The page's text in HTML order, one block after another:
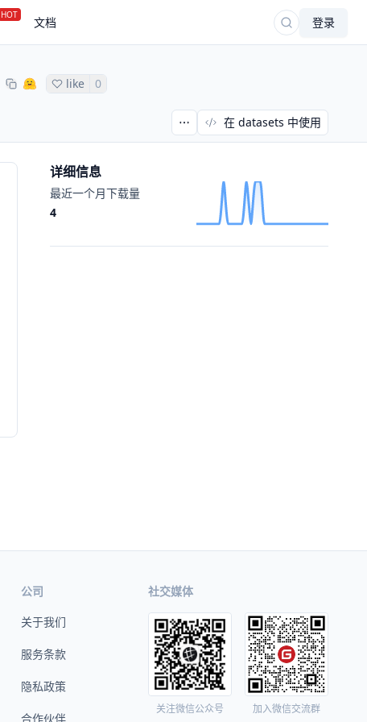
HOT 文档 登录
like 0
在 datasets 中使用
详细信息
最近一个月下载量
4
公司
关于我们
服务条款
隐私政策
合作伙伴
社交媒体
关注微信公众号 加入微信交流群